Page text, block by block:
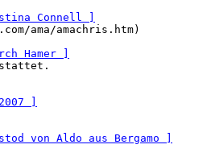
Connell ]
ama/amachris.htm)
Hamer ]
]
von Aldo aus Bergamo ]